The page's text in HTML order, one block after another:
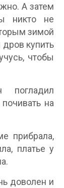
А затем
никто не
зимой
купить
чтобы
на
прибрала,
платье у
доволен и